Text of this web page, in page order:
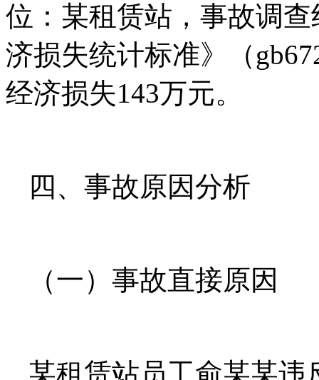
位：某租赁站，事故调
济损失统计标准》（
经济损失143万元。
四、事故原因分析
（一）事故直接原因
某租赁站员工俞某某违